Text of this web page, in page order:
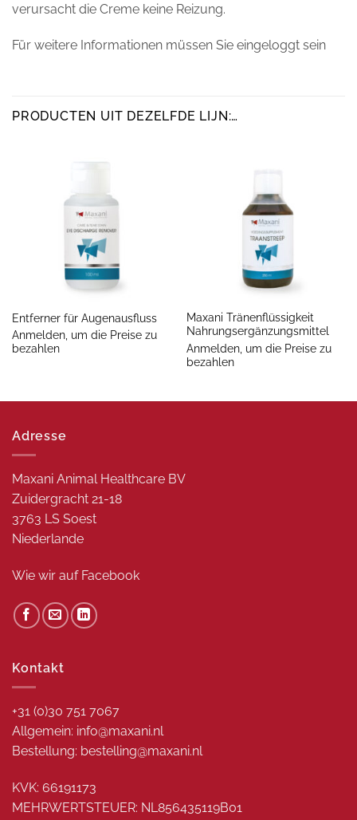
verursacht die Creme keine Reizung.
Für weitere Informationen müssen Sie eingeloggt sein
PRODUCTEN UIT DEZELFDE LIJN:…
Entferner für Augenausfluss
Anmelden, um die Preise zu
bezahlen
Maxani Tränenflüssigkeit
Nahrungsergänzungsmittel
Anmelden, um die Preise zu
bezahlen
Adresse
Maxani Animal Healthcare BV
Zuidergracht 21-18
3763 LS Soest
Niederlande
Wie wir auf Facebook
Kontakt
+31 (0)30 751 7067
Allgemein: info@maxani.nl
Bestellung: bestelling@maxani.nl
KVK: 66191173
MEHRWERTSTEUER: NL856435119B01